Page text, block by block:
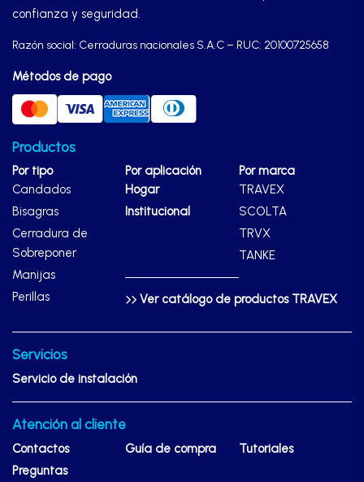
confianza y seguridad.
Razón social: Cerraduras nacionales S.A.C – RUC: 20100725658
Métodos de pago
Productos
Por tipo
Candados
Bisagras
Cerradura de
Sobreponer
Manijas
Perillas
Por aplicación
Hogar
Institucional
Por marca
TRAVEX
SCOLTA
TRVX
TANKE
Ver catálogo de productos TRAVEX
Servicios
Servicio de instalación
Atención al cliente
Contactos Guía de compra
Tutoriales
Preguntas